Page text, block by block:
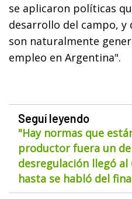
se aplicaron políticas
desarrollo del campo, y
son naturalmente
empleo en Argentina".
Seguí leyendo
"Hay normas que
productor fuera un
desregulación llegó al
hasta se habló del